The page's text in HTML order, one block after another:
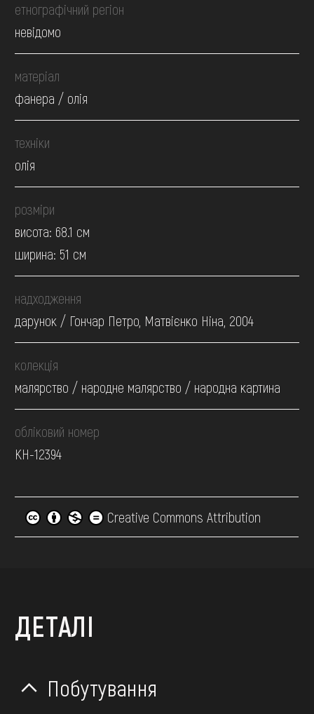
етнографічний регіон
невідомо
матеріал
фанера / олія
техніки
олія
розміри
висота: 68.1 см
ширина: 51 см
надходження
дарунок / Гончар Петро, Матвієнко Ніна, 2004
колекція
малярство / народне малярство / народна картина
обліковий номер
КН-12394
Creative Commons Attribution
ДЕТАЛІ
Побутування